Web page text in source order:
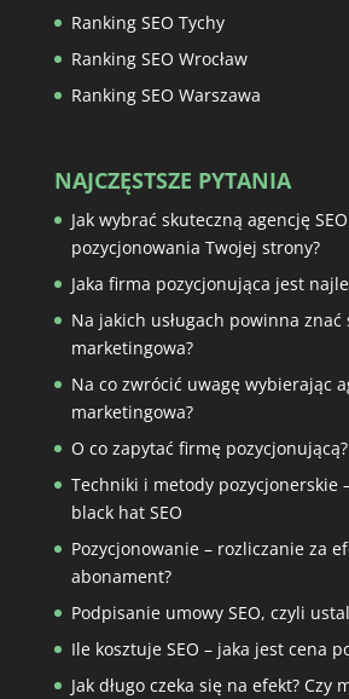
Ranking SEO Tychy
Ranking SEO Wrocław
Ranking SEO Warszawa
NAJCZĘSTSZE PYTANIA
Jak wybrać skuteczną agencję
pozycjonowania Twojej strony?
Jaka firma pozycjonująca jest
Na jakich usługach powinna znać
marketingowa?
Na co zwrócić uwagę wybierając
marketingowa?
O co zapytać firmę pozycjonującą?
Techniki i metody pozycjonerskie
black hat SEO
Pozycjonowanie – rozliczanie za
abonament?
Podpisanie umowy SEO, czyli
Ile kosztuje SEO – jaka jest cena
Jak długo czeka się na efekt? Czy